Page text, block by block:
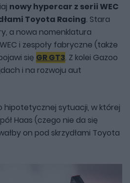
nowy hypercar z serii WEC
Toyota Racing. Stara
a nowa nomenklatura
i zespoły fabryczne (także
się GR GT3. Z kolei Gazoo
i na rozwoju aut
hipotetycznej sytuacji, w której
Haas (czego nie da się
on pod skrzydłami Toyota